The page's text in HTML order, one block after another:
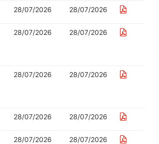
28/07/2026 28/07/2026
28/07/2026 28/07/2026
28/07/2026 28/07/2026
28/07/2026 28/07/2026
28/07/2026 28/07/2026